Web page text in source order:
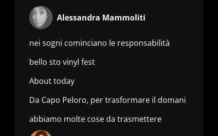
Alessandra Mammoliti
nei sogni cominciano le responsabilità
bello sto vinyl fest
About today
Da Capo Peloro, per trasformare il domani
abbiamo molte cose da trasmettere